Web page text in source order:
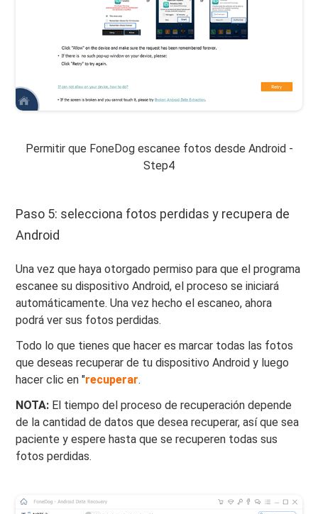
Permitir que FoneDog escanee fotos desde Android -
Step4
Paso 5: selecciona fotos perdidas y recupera de
Android
Una vez que haya otorgado permiso para que el programa
escanee su dispositivo Android, el proceso se iniciará
automáticamente. Una vez hecho el escaneo, ahora
podrá ver sus fotos perdidas.
Todo lo que tienes que hacer es marcar todas las fotos
que deseas recuperar de tu dispositivo Android y luego
hacer clic en "recuperar.
NOTA: El tiempo del proceso de recuperación depende
de la cantidad de datos que desea recuperar, así que sea
paciente y espere hasta que se recuperen todas sus
fotos perdidas.